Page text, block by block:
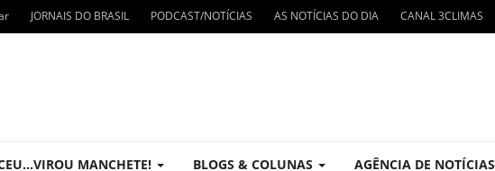
DIÁRIO DO NORDESTE - ÚLTIMA HORA
PODCAST - PONTO DE VISTA
JORNAIS DO BRASIL PODCAST/NOTÍCIAS AS NOTÍCIAS DO DIA CANAL 3CLIMAS
MANCHETE! BLOGS & COLUNAS AGÊNCIA DE NOTÍCIAS